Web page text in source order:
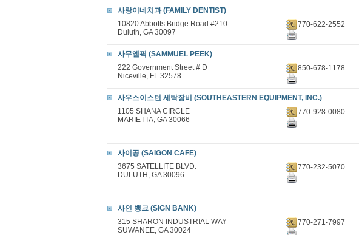
사랑이네치과 (FAMILY DENTIST)
10820 Abbotts Bridge Road #210
Duluth, GA 30097
770-622-2552
사무엘픽 (SAMMUEL PEEK)
222 Government Street # D
Niceville, FL 32578
850-678-1178
사우스이스턴 세탁장비 (SOUTHEASTERN EQUIPMENT, INC.)
1105 SHANA CIRCLE
MARIETTA, GA 30066
770-928-0080
사이공 (SAIGON CAFE)
3675 SATELLITE BLVD.
DULUTH, GA 30096
770-232-5070
사인 뱅크 (SIGN BANK)
315 SHARON INDUSTRIAL WAY
SUWANEE, GA 30024
770-271-7997